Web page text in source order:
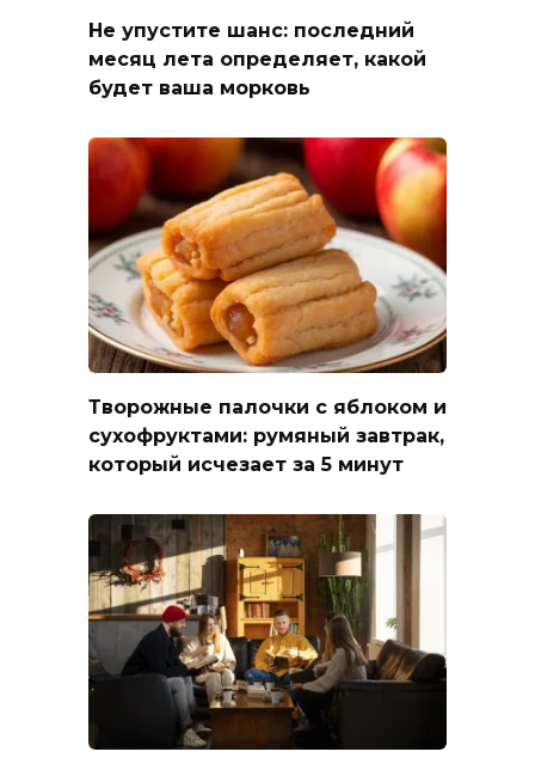
Не упустите шанс: последний
месяц лета определяет, какой
будет ваша морковь
Творожные палочки с яблоком и
сухофруктами: румяный завтрак,
который исчезает за 5 минут